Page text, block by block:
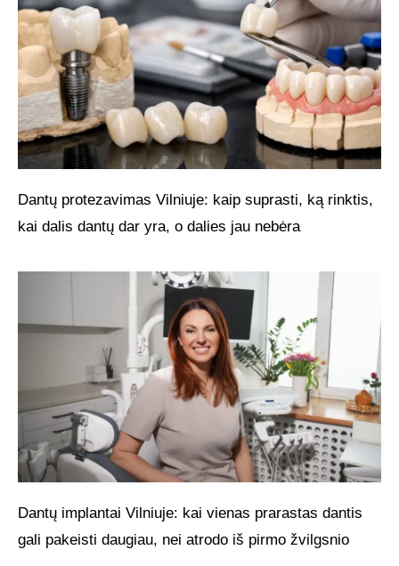
Dantų protezavimas Vilniuje: kaip suprasti, ką rinktis,
kai dalis dantų dar yra, o dalies jau nebėra
Dantų implantai Vilniuje: kai vienas prarastas dantis
gali pakeisti daugiau, nei atrodo iš pirmo žvilgsnio